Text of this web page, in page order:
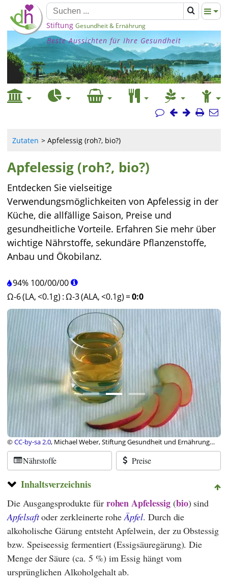
Stiftung Gesundheit & Ernährung
Beste Aussichten für Ihre Gesundheit
Zutaten Apfelessig (roh?, bio?)
Apfelessig (roh?, bio?)
Entdecken Sie vielseitige
Verwendungsmöglichkeiten von Apfelessig in der
Küche, die allfällige Saison, Preise und
gesundheitliche Vorteile. Erfahren Sie mehr über
wichtige Nährstoffe, sekundäre Pflanzenstoffe,
Anbau und Ökobilanz.
94% 100/00/00
Ω-6 (LA, <0.1g) :Ω-3 (ALA, <0.1g) =0:0
©CC-by-sa 2.0, Michael Weber, Stiftung Gesundheit und Ernährung
Schweiz
Nährstoffe Preise
Inhaltsverzeichnis
Die Ausgangsprodukte für rohen Apfelessig(bio) sind
Apfelsaftoder zerkleinerte roheÄpfel. Durch die
alkoholische Gärung entsteht Apfelwein, der zu Obstessig
bzw. Speiseessig fermentiert (Essigsäuregärung). Die
Menge der Säure (ca. 5 %) im Essig hängt vom
ursprünglichen Alkoholgehalt ab.